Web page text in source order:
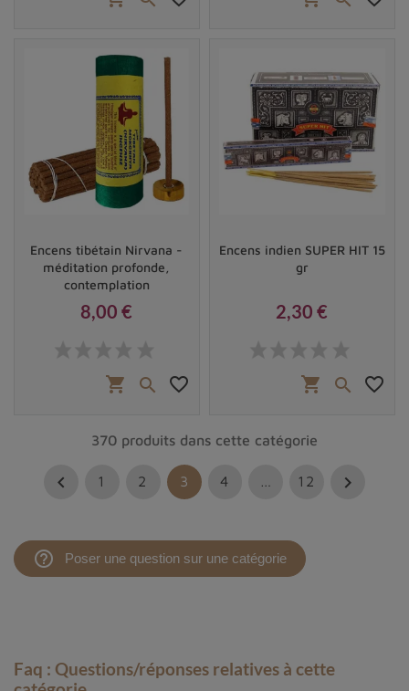
Encens tibétain Nirvana -
méditation profonde,
contemplation
8,00 €
shopping_cart  favorite_border
Encens indien SUPER HIT 15
gr
2,30 €
shopping_cart  favorite_border
370 produits dans cette catégorie
 1 2 3 4 12 
help_outline Poser une question sur une catégorie
Faq : Questions/réponses relatives à cette